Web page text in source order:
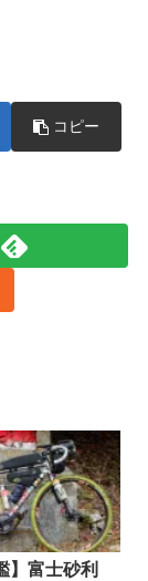
コピー
】富士砂利